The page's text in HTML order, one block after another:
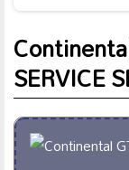
SERVICE